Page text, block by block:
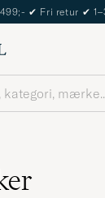
Care of Carl